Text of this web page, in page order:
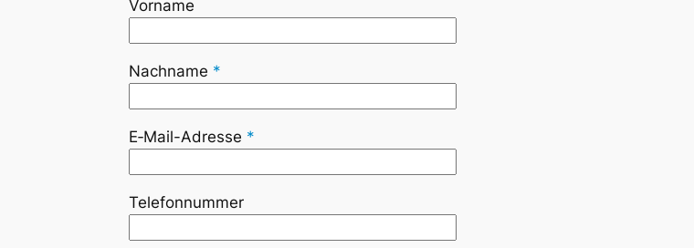
Vor­na­me
Nach­na­me *
E‑Mail-Adres­se *
Tele­fon­num­mer